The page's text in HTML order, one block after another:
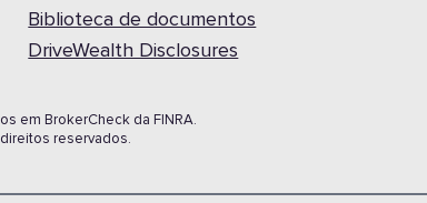
Biblioteca de documentos
DriveWealth Disclosures
em BrokerCheck da FINRA.
reservados.